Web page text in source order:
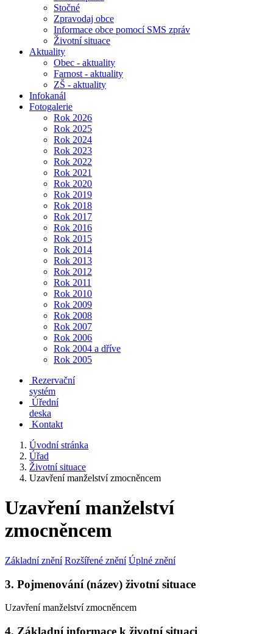
Stočné
Zpravodaj obce
Informace obce pomocí SMS zpráv
Životní situace
Aktuality
Obec - aktuality
Farnost - aktuality
ZŠ - aktuality
Infokanál
Fotogalerie
Rok 2026
Rok 2025
Rok 2024
Rok 2023
Rok 2022
Rok 2021
Rok 2020
Rok 2019
Rok 2018
Rok 2017
Rok 2016
Rok 2015
Rok 2014
Rok 2013
Rok 2012
Rok 2011
Rok 2010
Rok 2009
Rok 2008
Rok 2007
Rok 2006
Rok 2004 a dříve
Rok 2005
Rezervační
systém
Úřední
deska
Kontakt
Úvodní stránka
Úřad
Životní situace
Uzavření manželství zmocněncem
Uzavření manželství
zmocněncem
Základní znění Rozšířené znění Úplné znění
3. Pojmenování (název) životní situace
Uzavření manželství zmocněncem
4. Základní informace k životní situaci